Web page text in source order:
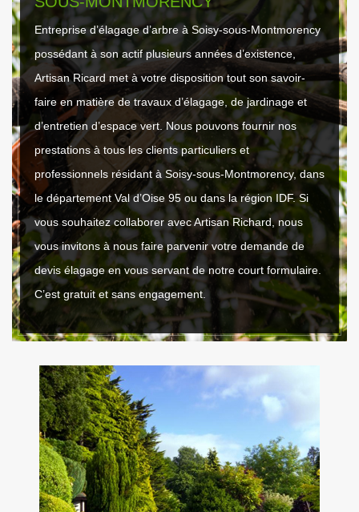
Entreprise d’élagage d’arbre à Soisy-sous-Montmorency
possédant à son actif plusieurs années d’existence,
Artisan Ricard met à votre disposition tout son savoir-
faire en matière de travaux d’élagage, de jardinage et
d’entretien d’espace vert. Nous pouvons fournir nos
prestations à tous les clients particuliers et
professionnels résidant à Soisy-sous-Montmorency, dans
le département Val d’Oise 95 ou dans la région IDF. Si
vous souhaitez collaborer avec Artisan Richard, nous
vous invitons à nous faire parvenir votre demande de
devis élagage en vous servant de notre court formulaire.
C’est gratuit et sans engagement.